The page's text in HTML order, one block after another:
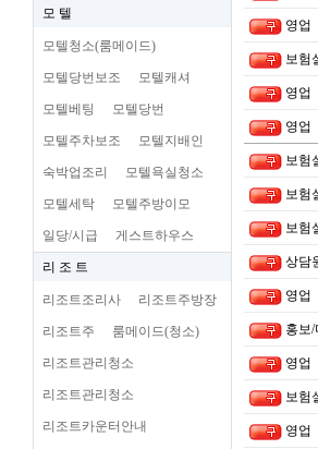
모 텔
모텔청소(룸메이드)
모텔당번보조 모텔캐셔
모텔베팅 모텔당번
모텔주차보조 모텔지배인
숙박업조리 모텔욕실청소
모텔세탁 모텔주방이모
일당/시급 게스트하우스
리 조 트
리조트조리사 리조트주방장
리조트주 룸메이드(청소)
리조트관리청소
리조트관리청소
리조트카운터안내
영업
보험
영업
영업
보험
보험
보험
상담
영업
홍보/
영업
보험
영업